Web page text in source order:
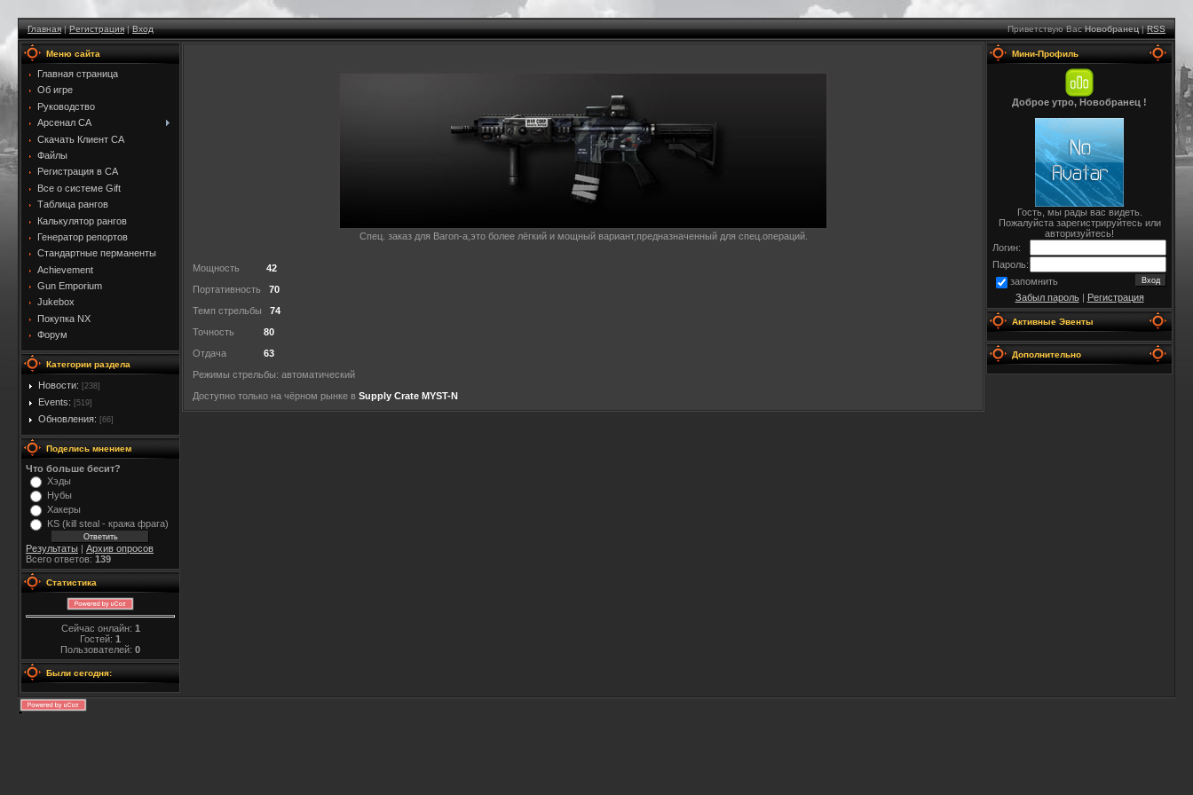
Главная|Регистрация|Вход Приветствую Вас Новобранец|RSS
Меню сайта
Главная страница
Об игре
Руководство
Арсенал CA
Скачать Клиент CA
Файлы
Регистрация в CA
Все о системе Gift
Таблица рангов
Калькулятор рангов
Генератор репортов
Стандартные перманенты
Achievement
Gun Emporium
Jukebox
Покупка NX
Форум
Категории раздела
Новости: [238]
Events: [519]
Обновления: [66]
Поделись мнением
Что больше бесит?
Хэды
Нубы
Хакеры
KS (kill steal - кража фрага)
Результаты | Архив опросов
Всего ответов: 139
Статистика
Сейчас онлайн: 1
Гостей: 1
Пользователей: 0
Были сегодня:
Спец. заказ для Baron-а,это более лёгкий и мощный вариант,предназначенный для спец.операций.
Мощность 42
Портативность 70
Темп стрельбы 74
Точность 80
Отдача 63
Режимы стрельбы: автоматический
Доступно только на чёрном рынке в Supply Crate MYST-N
Мини-Профиль
Доброе утро, Новобранец !
Гость, мы рады вас видеть.
Пожалуйста зарегистрируйтесь или
авторизуйтесь!
Логин:
Пароль:
запомнить
Забыл пароль| Регистрация
Активные Эвенты
Дополнительно